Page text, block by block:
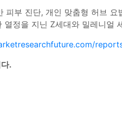
피부 진단, 개인 맞춤형 허브
정을 지닌 Z세대와 밀레니얼
.